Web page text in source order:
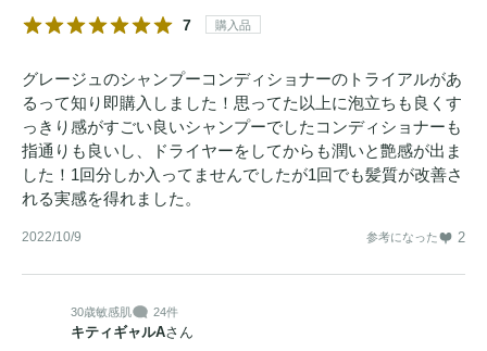
7 購入品
グレージュのシャンプーコンディショナーのトライアルがあ
るって知り即購入しました！思ってた以上に泡立ちも良くす
っきり感がすごい良いシャンプーでしたコンディショナーも
指通りも良いし、ドライヤーをしてからも潤いと艶感が出ま
した！1回分しか入ってませんでしたが1回でも髪質が改善さ
れる実感を得れました。
2022/10/9 参考になった 2
30歳敏感肌 24件
キティギャルAさん